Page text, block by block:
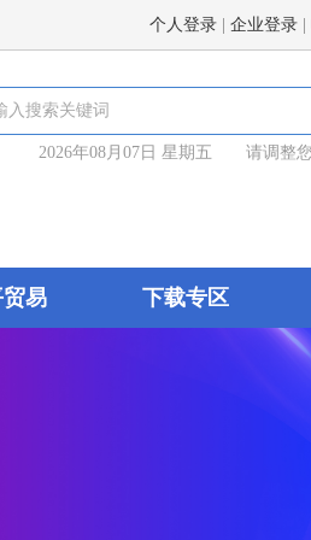
个人登录| 企业登录|
2026年08月07日 星期五 请调整
易 下载专区